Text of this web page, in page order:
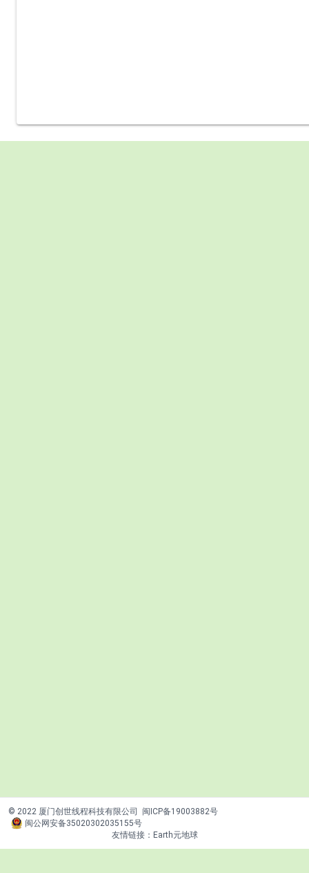
© 2022 厦门创世线程科技有限公司
闽ICP备19003882号
闽公网安备35020302035155号
友情链接： Earth元地球